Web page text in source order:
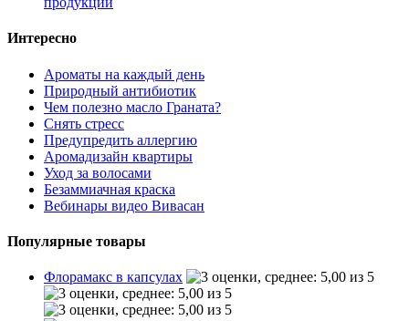
Интересно
Ароматы на каждый день
Природный антибиотик
Чем полезно масло Граната?
Снять стресс
Предупредить аллергию
Аромадизайн квартиры
Уход за волосами
Безаммиачная краска
Вебинары видео Вивасан
Популярные товары
Флорамакс в капсулах